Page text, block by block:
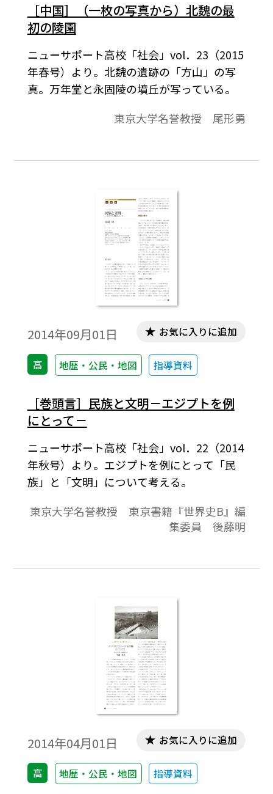
［中国］（一枚の写真から）北魏の最
初の陵園
ニューサポート高校「社会」vol．23（2015
年春号）より。北魏の遺跡の「方山」の写
真。万年堂と永固陵の墳丘が写っている。
東京大学名誉教授 尾形勇
2014年09月01日
高 地歴・公民・地図 指導資料
お気に入りに追加
［巻頭言］民族と文明－エジプトを例
にとって－
ニューサポート高校「社会」vol．22（2014
年秋号）より。エジプトを例にとって「民
族」と「文明」について考える。
東京大学名誉教授 東京書籍『世界史B』編
集委員 後藤明
2014年04月01日
高 地歴・公民・地図 指導資料
お気に入りに追加